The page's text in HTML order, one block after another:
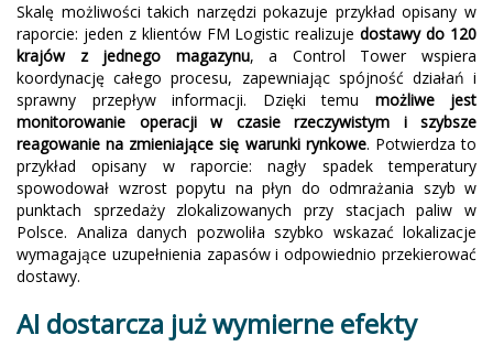
Skalę możliwości takich narzędzi pokazuje przykład opisany w
raporcie: jeden z klientów FM Logistic realizujedostawy do 120
krajów z jednego magazynu, a Control Tower wspiera
koordynację całego procesu, zapewniając spójność działań i
sprawny przepływ informacji. Dzięki temu możliwe jest
monitorowanie operacji w czasie rzeczywistym i szybsze
reagowanie na zmieniające się warunki rynkowe. Potwierdza to
przykład opisany w raporcie: nagły spadek temperatury
spowodował wzrost popytu na płyn do odmrażania szyb w
punktach sprzedaży zlokalizowanych przy stacjach paliw w
Polsce. Analiza danych pozwoliła szybko wskazać lokalizacje
wymagające uzupełnienia zapasów i odpowiednio przekierować
dostawy.
AI dostarcza już wymierne efekty